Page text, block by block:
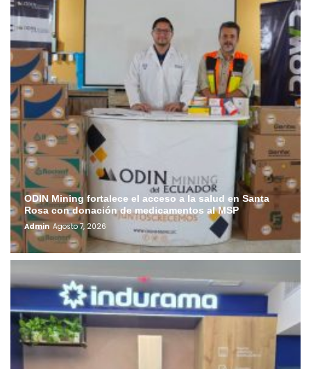
ODIN Mining fortalece el acceso a la salud en Santa
Rosa con donación de medicamentos al MSP
Admin Agosto 7, 2026